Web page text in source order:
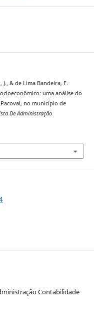
J., & de Lima Bandeira, F.
uma análise do
no município de
De Administração
Contabilidade